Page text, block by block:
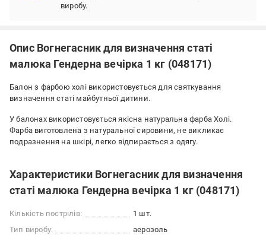
виробу.
Опис Вогнегасник для визначення статі
малюка Гендерна вечірка 1 кг (048171)
Балон з фарбою холі використовується для святкування
визначення статі майбутньої дитини.
У балонах використовується якісна натуральна фарба Холі.
Фарба виготовлена з натуральної сировини, не викликає
подразнення на шкірі, легко відпирається з одягу.
Характеристики Вогнегасник для визначення
статі малюка Гендерна вечірка 1 кг (048171)
Кількість пострілів:
1 шт.
Тип виробу:
аерозоль